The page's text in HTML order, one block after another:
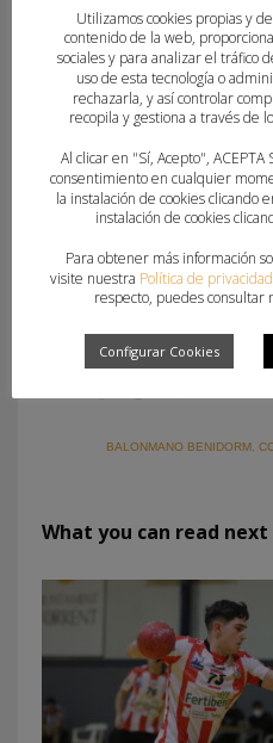
Vamos a intentar ponerle
Bidasoa a doble partido”.
El partido se disputará
Artaleku a las 20:15
hermanos Escudero
podrá seguirse en directo
desdehttps://
BALONMANO BENIDORM
What you can read next
Utilizamos cookies propias y
contenido de la web,
sociales y para analizar el tráfico
uso de esta tecnología o
rechazarla, y así controlar
recopila y gestiona a través de
Al clicar en "Sí, Acepto",
consentimiento en cualquier
la instalación de cookies clicando
instalación de cookies
Para obtener más información
visite nuestra Política de privacidad
respecto, puedes consultar
Configurar Cookies